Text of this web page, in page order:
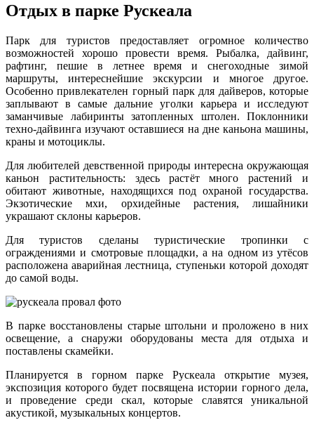
Отдых в парке Рускеала
Парк для туристов предоставляет огромное количество
возможностей хорошо провести время. Рыбалка, дайвинг,
рафтинг, пешие в летнее время и снегоходные зимой
маршруты, интереснейшие экскурсии и многое другое.
Особенно привлекателен горный парк для дайверов, которые
заплывают в самые дальние уголки карьера и исследуют
заманчивые лабиринты затопленных штолен. Поклонники
техно-дайвинга изучают оставшиеся на дне каньона машины,
краны и мотоциклы.
Для любителей девственной природы интересна окружающая
каньон растительность: здесь растёт много растений и
обитают животные, находящихся под охраной государства.
Экзотические мхи, орхидейные растения, лишайники
украшают склоны карьеров.
Для туристов сделаны туристические тропинки с
ограждениями и смотровые площадки, а на одном из утёсов
расположена аварийная лестница, ступеньки которой доходят
до самой воды.
В парке восстановлены старые штольни и проложено в них
освещение, а снаружи оборудованы места для отдыха и
поставлены скамейки.
Планируется в горном парке Рускеала открытие музея,
экспозиция которого будет посвящена истории горного дела,
и проведение среди скал, которые славятся уникальной
акустикой, музыкальных концертов.